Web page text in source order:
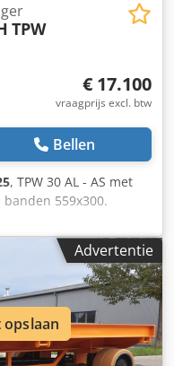
TPW
€ 17.100
vraagprijs excl. btw
Bellen
, TPW 30 AL - AS met
559x300.
Afmetingen:
Trekboom 1600 mm
met
#Interne
6-100 ton
tot 100 ton
besturing
Advertentie